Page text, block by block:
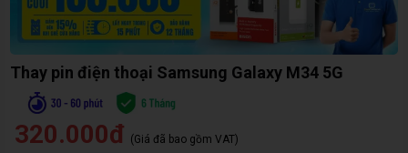
Thay pin điện thoại Samsung Galaxy M34 5G
320.000đ (Giá đã bao gồm VAT)